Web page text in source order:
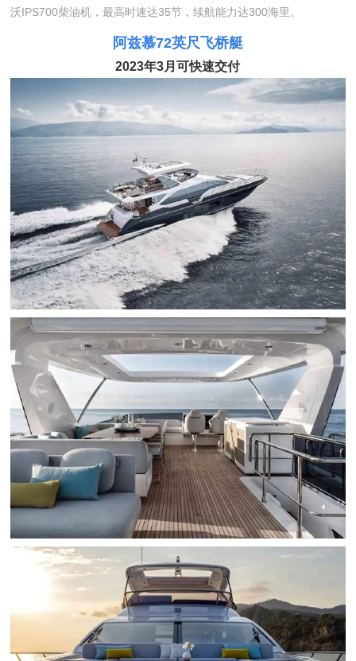
沃IPS700柴油机，最高时速达35节，续航能力达300海里。
阿兹慕72英尺飞桥艇
2023年3月可快速交付